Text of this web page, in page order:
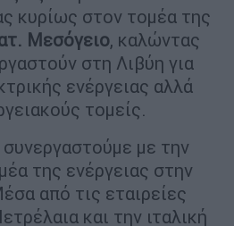
κυρίως στον τομέα της
Μεσόγειο, καλώντας
στη Λιβύη για
ενέργειας αλλά
τομείς.
με την
της ενέργειας στην
από τις εταιρείες
και την ιταλική